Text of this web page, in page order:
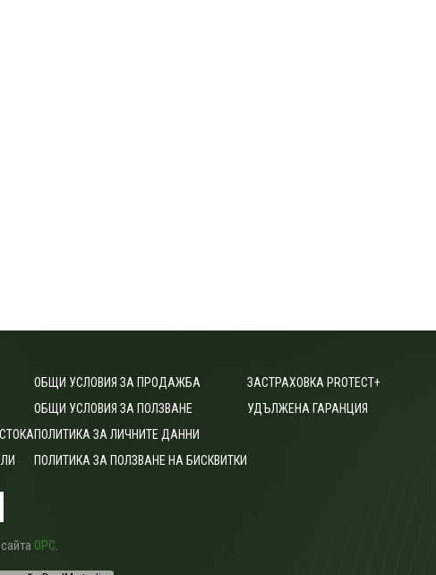
ОБЩИ УСЛОВИЯ ЗА ПРОДАЖБА
ОБЩИ УСЛОВИЯ ЗА ПОЛЗВАНЕ
ПОЛИТИКА ЗА ЛИЧНИТЕ ДАННИ
ПОЛИТИКА ЗА ПОЛЗВАНЕ НА БИСКВИТКИ
ЗАСТРАХОВКА PROTECT+
УДЪЛЖЕНА ГАРАНЦИЯ
ОРС